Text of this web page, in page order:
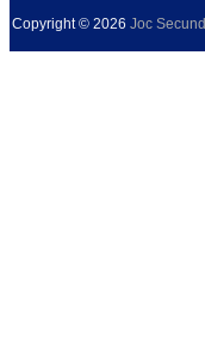
Copyright © 2026 Joc Secund